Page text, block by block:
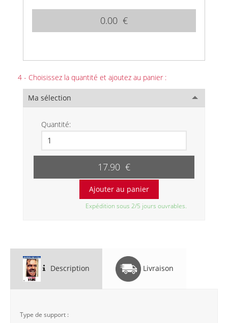
0.00 €
4 - Choisissez la quantité et ajoutez au panier :
Ma sélection
Quantité:
17.90 €
Expédition sous 2/5 jours ouvrables.
Description Livraison
Type de support :